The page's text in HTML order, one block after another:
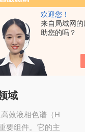
欢迎您！
来自局域网
助您的吗？
域
效液相色谱（H
要组件。它的主